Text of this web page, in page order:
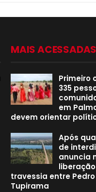
MAIS ACESSADAS
Primeiro
335
em
devem orientar
Após
de
anuncia
travessia entre
Tupirama